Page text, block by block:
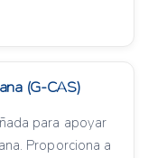
(G-CAS)
para apoyar
Proporciona a